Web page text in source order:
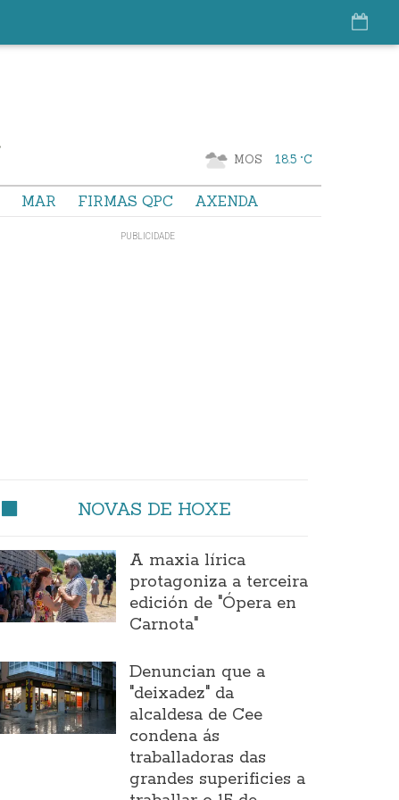
MOS 18.5 °C
MAR FIRMAS QPC AXENDA
NOVAS DE HOXE
A maxia lírica
protagoniza a terceira
edición de "Ópera en
Carnota"
Denuncian que a
"deixadez" da
alcaldesa de Cee
condena ás
traballadoras das
grandes superificies a